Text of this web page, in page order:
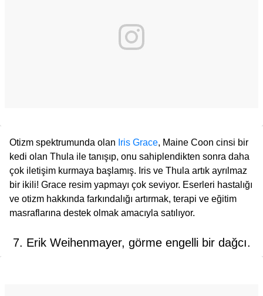
Otizm spektrumunda olan Iris Grace, Maine Coon cinsi bir
kedi olan Thula ile tanışıp, onu sahiplendikten sonra daha
çok iletişim kurmaya başlamış. Iris ve Thula artık ayrılmaz
bir ikili! Grace resim yapmayı çok seviyor. Eserleri hastalığı
ve otizm hakkında farkındalığı artırmak, terapi ve eğitim
masraflarına destek olmak amacıyla satılıyor.
7. Erik Weihenmayer, görme engelli bir dağcı.